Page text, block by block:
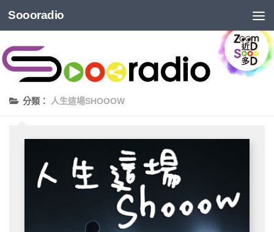
Soooradio
分類： 人生這場SHOOOW